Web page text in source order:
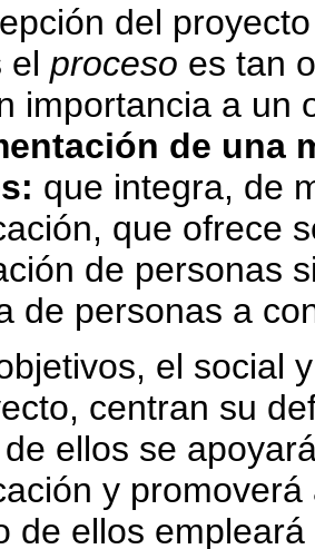
del
el proceso es tan
importancia a un
de una
que integra, de
que ofrece
de personas
de personas a
el social
centran su
ellos se
y
de ellos